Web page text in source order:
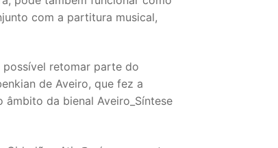
com a partitura musical,
retomar parte do
de Aveiro, que fez a
da bienal Aveiro_Síntese